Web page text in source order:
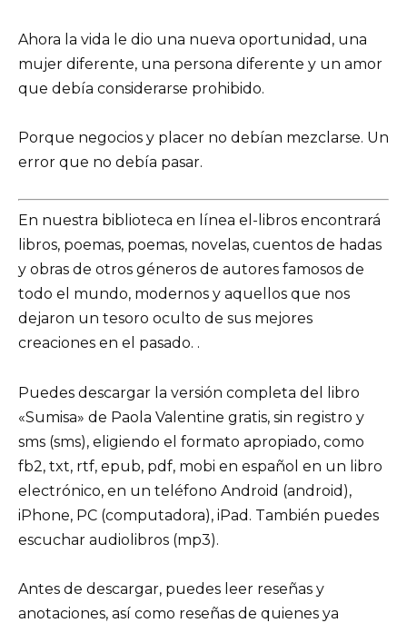
Ahora la vida le dio una nueva oportunidad, una
mujer diferente, una persona diferente y un amor
que debía considerarse prohibido.
Porque negocios y placer no debían mezclarse. Un
error que no debía pasar.
En nuestra biblioteca en línea el-libros encontrará
libros, poemas, poemas, novelas, cuentos de hadas
y obras de otros géneros de autores famosos de
todo el mundo, modernos y aquellos que nos
dejaron un tesoro oculto de sus mejores
creaciones en el pasado. .
Puedes descargar la versión completa del libro
«Sumisa» de Paola Valentine gratis, sin registro y
sms (sms), eligiendo el formato apropiado, como
fb2, txt, rtf, epub, pdf, mobi en español en un libro
electrónico, en un teléfono Android (android),
iPhone, PC (computadora), iPad. También puedes
escuchar audiolibros (mp3).
Antes de descargar, puedes leer reseñas y
anotaciones, así como reseñas de quienes ya